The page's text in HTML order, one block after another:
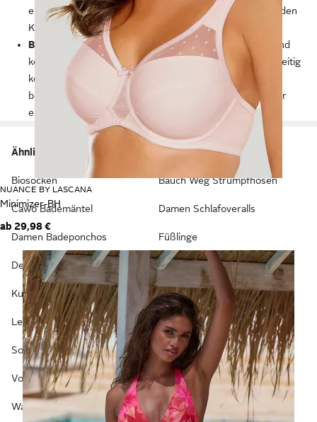
NUANCE BY LASCANA
Minimizer-BH
ab 29,98 €
ein softes Bündchen haben, welches sich angenehm an den
Körper anschmiegt.
Bademode:Badeanzüge verdecken etwas mehr Haut und
können den Oberkörper formen, Bikinis lassen sich vielseitig
kombinieren und Tankinis sind eine gute Mischung aus
beiden Varianten. Für Männer gibt es lässige Shorts oder
eng anliegende Badehosen.
Ähnliche Kategorien
Biosocken
Cawö Bademäntel
Damen Badeponchos
Dessous-Sets
Kuschelige Bademäntel
Leg Avenue Bodystockings
Socken
Vossen Bademäntel
Wasserdichte Socken
Häufig gesucht
Bauch Weg Strumpfhosen
Damen Schlafoveralls
Füßlinge
Günstige Stance Socken
Kimonos
Klebe-BHs
Krabbelstrumpfhosen
Miederwaren
Strapshalter